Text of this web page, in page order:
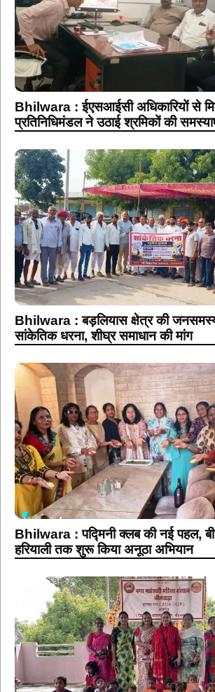
Bhilwara : ईएसआईसी अधिकारियों से
प्रतिनिधिमंडल ने उठाई श्रमिकों की
Bhilwara : बड़लियास क्षेत्र की
सांकेतिक धरना, शीघ्र समाधान की मांग
Bhilwara : पद्मिनी क्लब की नई पहल,
हरियाली तक शुरू किया अनूठा अभियान